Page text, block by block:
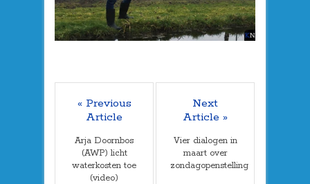
« Previous
Article
Arja Doornbos
(AWP) licht
waterkosten toe
(video)
Next
Article »
Vier dialogen in
maart over
zondagopenstelling